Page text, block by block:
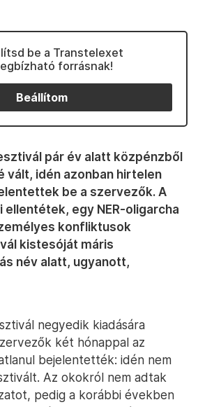
be a Transtelexet
forrásnak!
Beállítom
pár év alatt közpénzből
idén azonban hirtelen
be a szervezők. A
egy NER-oligarcha
konfliktusok
kistesóját máris
név alatt, ugyanott,
negyedik kiadására
két hónappal az
bejelentették: idén nem
Az okokról nem adtak
pedig a korábbi években